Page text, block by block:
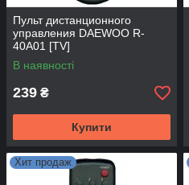
Пульт дистанционного
управления DAEWOO R-
40A01 [TV]
В наявності
239 ₴
Купити
Хит продаж